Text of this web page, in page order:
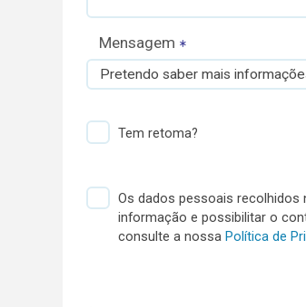
Mensagem
Pretendo saber mais
Tem retoma?
Os dados pessoais
informação e possibilitar o
consulte a nossa Política de